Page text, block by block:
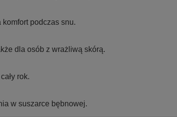
podczas snu.
dla osób z wrażliwą skórą.
rok.
w suszarce bębnowej.